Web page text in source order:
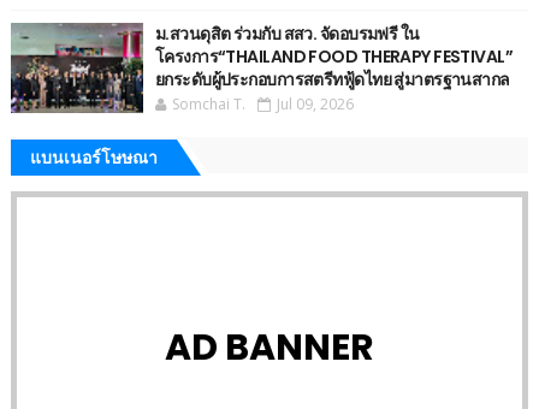
ม.สวนดุสิต ร่วมกับ สสว. จัดอบรมฟรี ใน
โครงการ“THAILAND FOOD THERAPY FESTIVAL”
ยกระดับผู้ประกอบการสตรีทฟู้ดไทย สู่มาตรฐานสากล
Somchai T. Jul 09, 2026
แบนเนอร์โษษณา
AD BANNER